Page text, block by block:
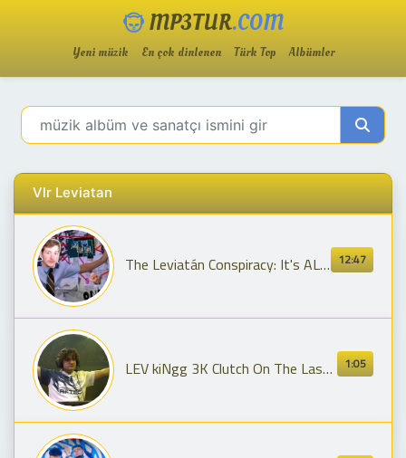
MP3TUR.COM
Yeni müzik En çok dinlenen Türk Top Albümler
Vlr Leviatan
12:47
The Leviatán Conspiracy: It's ALL THE SAME!!!!
1:05
LEV kiNgg 3K Clutch On The Last Round | Leviatán vs Vitality | VCT LOCK//IN 2023